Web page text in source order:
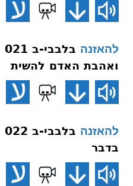
להאזנה
ואהבת האדם להשית
להאזנה
בדבר